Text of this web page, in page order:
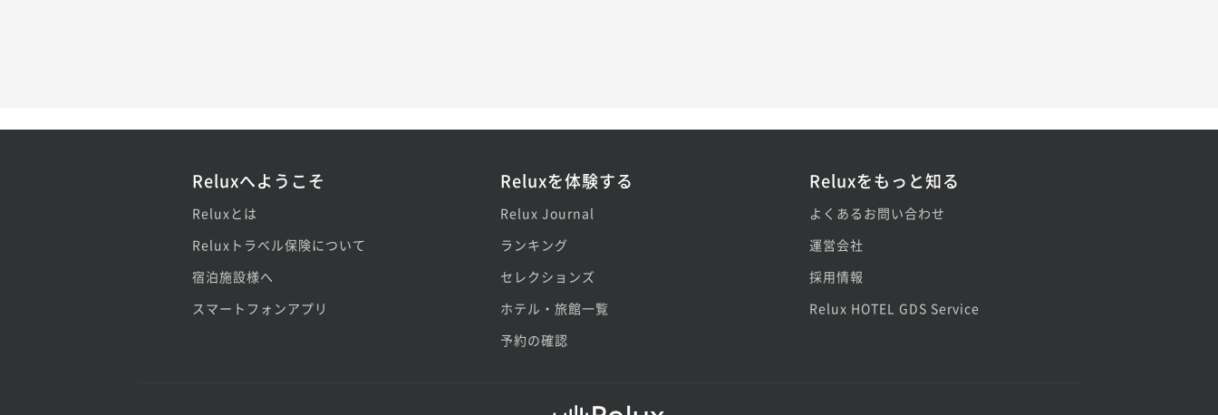
Reluxへようこそ
Reluxとは
Reluxトラベル保険について
宿泊施設様へ
スマートフォンアプリ
Reluxを体験する
Relux Journal
ランキング
セレクションズ
ホテル・旅館一覧
予約の確認
Reluxをもっと知る
よくあるお問い合わせ
運営会社
採用情報
Relux HOTEL GDS Service